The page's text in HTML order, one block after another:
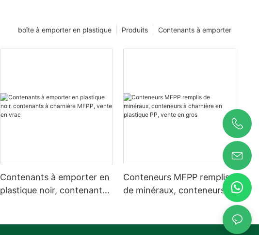
Contenants à emporter
Produits
boîte à emporter en plastique
Contenants à emporter en
plastique noir, contenants
Conteneurs MFPP remplis
de minéraux, conteneurs à